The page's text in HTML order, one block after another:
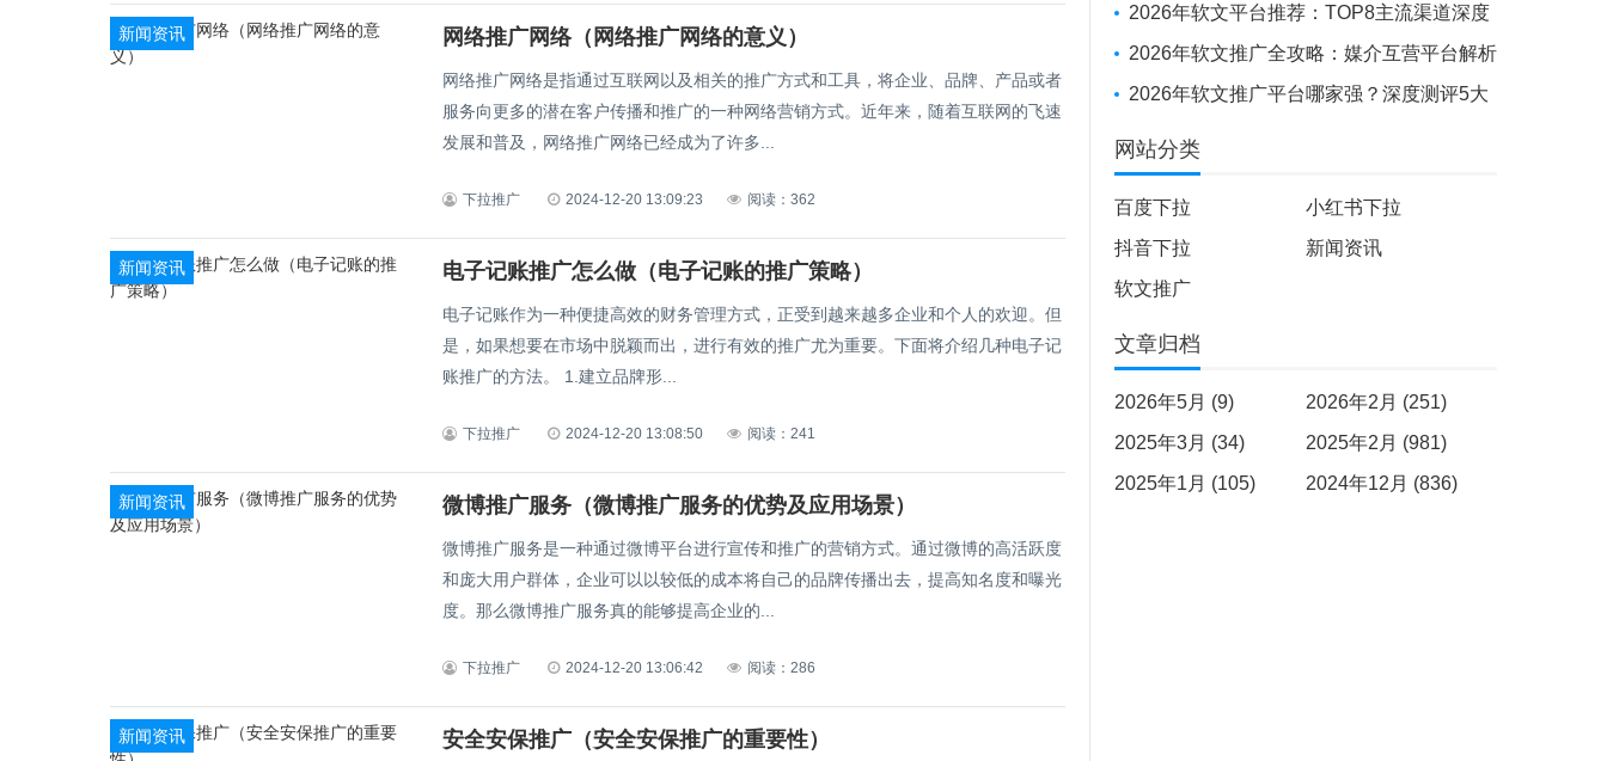
新闻资讯 网络推广网络（网络推广网络的意义）
网络推广网络是指通过互联网以及相关的推广方式和工具，将企业、品牌、产品或者
服务向更多的潜在客户传播和推广的一种网络营销方式。近年来，随着互联网的飞速
发展和普及，网络推广网络已经成为了许多...
下拉推广 2024-12-20 13:09:23 阅读：362
新闻资讯 电子记账推广怎么做（电子记账的推广策略）
电子记账作为一种便捷高效的财务管理方式，正受到越来越多企业和个人的欢迎。但
是，如果想要在市场中脱颖而出，进行有效的推广尤为重要。下面将介绍几种电子记
账推广的方法。 1.建立品牌形...
下拉推广 2024-12-20 13:08:50 阅读：241
新闻资讯 微博推广服务（微博推广服务的优势及应用场景）
微博推广服务是一种通过微博平台进行宣传和推广的营销方式。通过微博的高活跃度
和庞大用户群体，企业可以以较低的成本将自己的品牌传播出去，提高知名度和曝光
度。那么微博推广服务真的能够提高企业的...
下拉推广 2024-12-20 13:06:42 阅读：286
新闻资讯 安全安保推广（安全安保推广的重要性）
供应商”？
深度测评
2026年软文平台推荐：TOP8主流渠道深度
测评报告
2026年软文推广全攻略：媒介互营平台解析
+避坑实战经验
2026年软文推广平台哪家强？深度测评5大
平台，助品牌高效出圈
网站分类
百度下拉
小红书下拉
抖音下拉
新闻资讯
软文推广
文章归档
2026年5月 (9)
2026年2月 (251)
2025年3月 (34)
2025年2月 (981)
2025年1月 (105)
2024年12月 (836)